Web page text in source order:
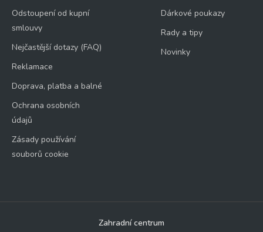
Odstoupení od kupní
smlouvy
Nejčastější dotazy (FAQ)
Reklamace
Doprava, platba a balné
Ochrana osobních
údajů
Zásady používání
souborů cookie
Dárkové poukazy
Rady a tipy
Novinky
Zahradní centrum